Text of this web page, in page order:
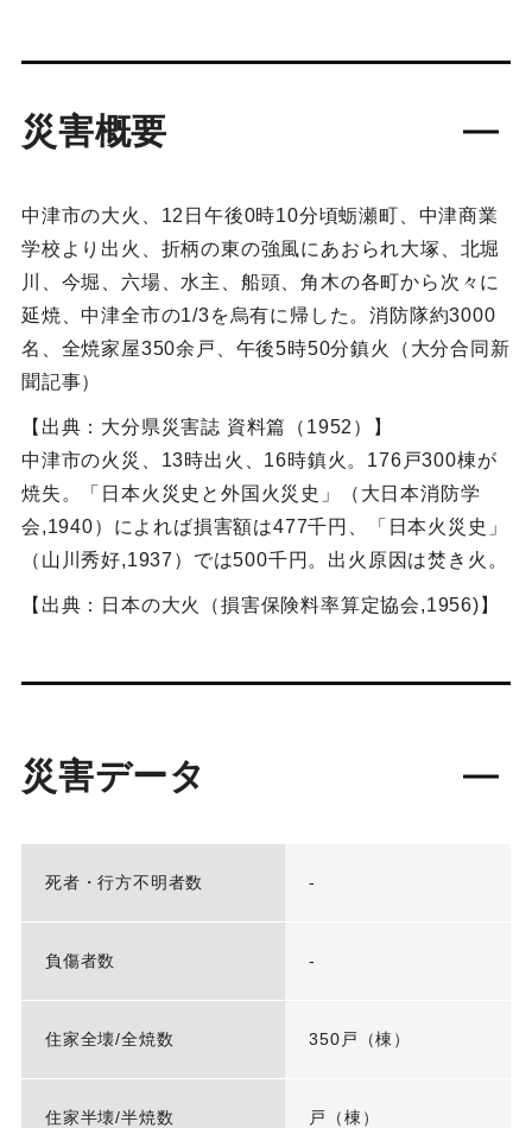
災害概要
中津市の大火、12日午後0時10分頃蛎瀬町、中津商業
学校より出火、折柄の東の強風にあおられ大塚、北堀
川、今堀、六場、水主、船頭、角木の各町から次々に
延焼、中津全市の1/3を烏有に帰した。消防隊約3000
名、全焼家屋350余戸、午後5時50分鎮火（大分合同新
聞記事）
【出典：大分県災害誌 資料篇（1952）】
中津市の火災、13時出火、16時鎮火。176戸300棟が
焼失。「日本火災史と外国火災史」（大日本消防学
会,1940）によれば損害額は477千円、「日本火災史」
（山川秀好,1937）では500千円。出火原因は焚き火。
【出典：日本の大火（損害保険料率算定協会,1956)】
災害データ
死者・行方不明者数 -
負傷者数 -
住家全壊/全焼数 350戸（棟）
住家半壊/半焼数 戸（棟）